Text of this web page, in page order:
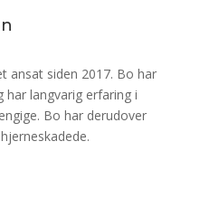
ansat siden 2017. Bo har
langvarig erfaring i
Bo har derudover